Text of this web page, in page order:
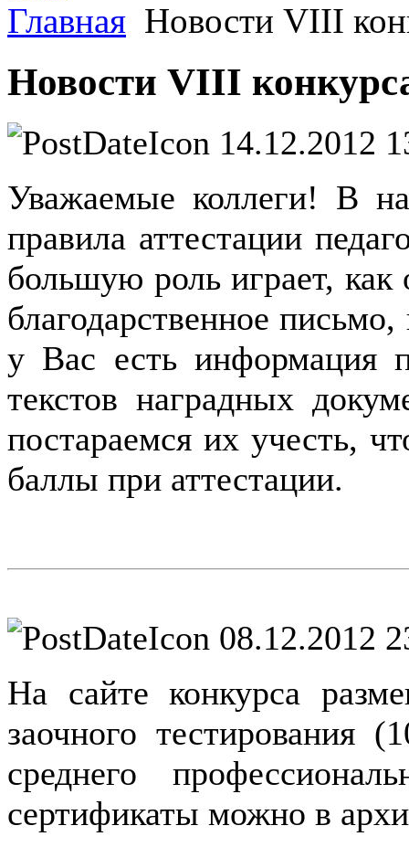
Главная Новости VIII
Новости VIII
14.12.2012
Уважаемые коллеги! В
правила аттестации
большую роль играет,
благодарственное
у Вас есть информация
текстов наградных
постараемся их учесть,
баллы при аттестации.
08.12.2012
На сайте конкурса
заочного тестирования
среднего
сертификаты можно в